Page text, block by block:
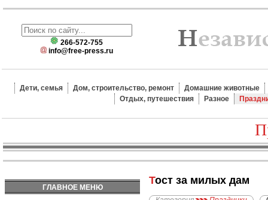
266-572-755
info@free-press.ru
Дети, семья Дом, строительство, ремонт
Домашние животные
Отдых, путешествия
Разное
ГЛАВНОЕ МЕНЮ
Тост за милых дам